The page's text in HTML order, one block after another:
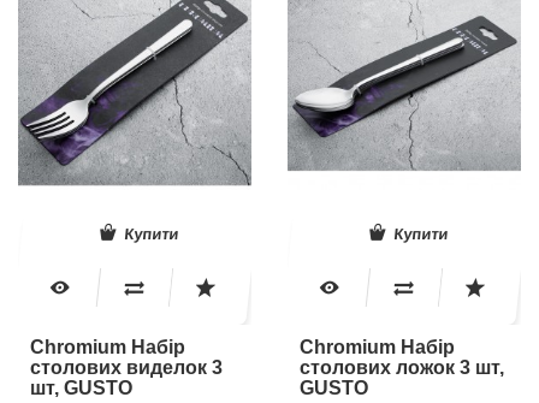
Купити
Chromium Набір
столових виделок 3
шт, GUSTO
Купити
Chromium Набір
столових ложок 3 шт,
GUSTO